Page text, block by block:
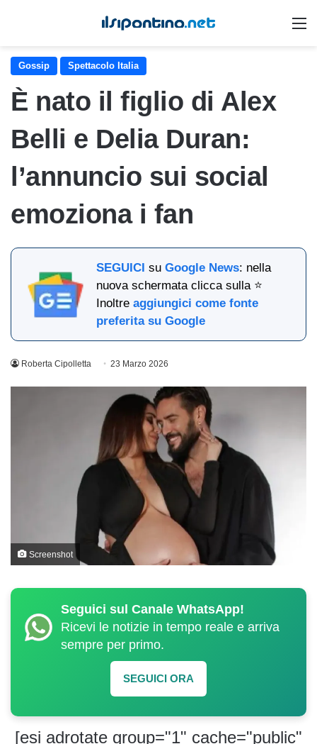
Gossip Spettacolo Italia
È nato il figlio di Alex
Belli e Delia Duran:
l’annuncio sui social
emoziona i fan
SEGUICI suGoogle News: nella
nuova schermata clicca sulla ⭐
Inoltreaggiungici come fonte
preferita su Google
Roberta Cipolletta 23 Marzo 2026
Screenshot
Seguici sul Canale WhatsApp!
Ricevi le notizie in tempo reale e arriva
sempre per primo.
SEGUICI ORA
[esi adrotate group="1" cache="public"